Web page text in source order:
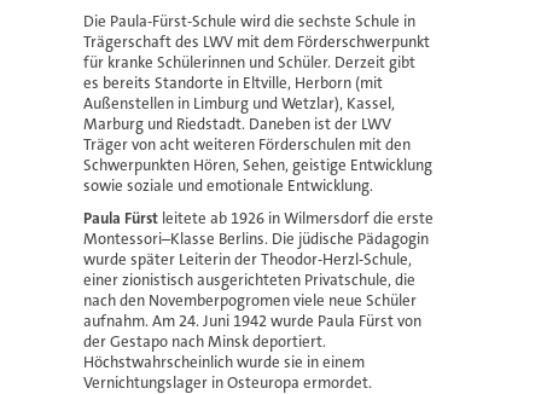
Die Paula-Fürst-Schule wird die sechste Schule in
Trägerschaft des LWV mit dem Förderschwerpunkt
für kranke Schülerinnen und Schüler. Derzeit gibt
es bereits Standorte in Eltville, Herborn (mit
Außenstellen in Limburg und Wetzlar), Kassel,
Marburg und Riedstadt. Daneben ist der LWV
Träger von acht weiteren Förderschulen mit den
Schwerpunkten Hören, Sehen, geistige Entwicklung
sowie soziale und emotionale Entwicklung.
Paula Fürst leitete ab 1926 in Wilmersdorf die erste
Montessori–Klasse Berlins. Die jüdische Pädagogin
wurde später Leiterin der Theodor-Herzl-Schule,
einer zionistisch ausgerichteten Privatschule, die
nach den Novemberpogromen viele neue Schüler
aufnahm. Am 24. Juni 1942 wurde Paula Fürst von
der Gestapo nach Minsk deportiert.
Höchstwahrscheinlich wurde sie in einem
Vernichtungslager in Osteuropa ermordet.